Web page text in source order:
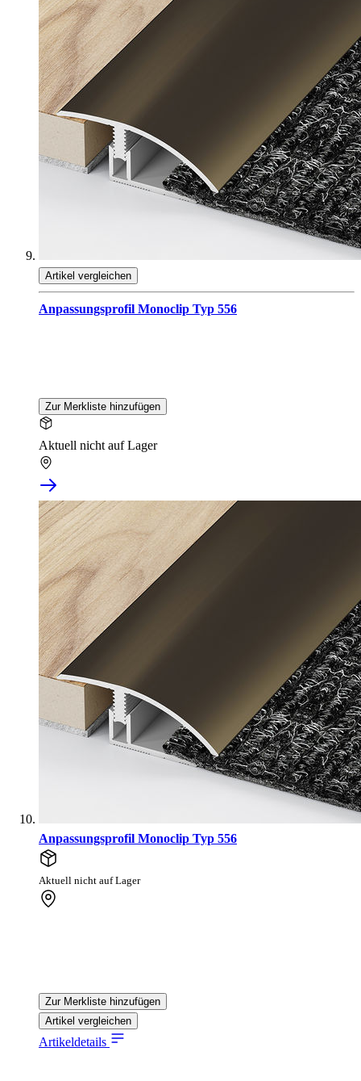
Artikel vergleichen
Anpassungsprofil Monoclip Typ 556
Zur Merkliste hinzufügen
Aktuell nicht auf Lager
Anpassungsprofil Monoclip Typ 556
Aktuell nicht auf Lager
Zur Merkliste hinzufügen
Artikel vergleichen
Artikeldetails